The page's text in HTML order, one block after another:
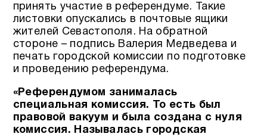
принять участие в референдуме. Такие
листовки опускались в почтовые ящики
жителей Севастополя. На обратной
стороне – подпись Валерия Медведева и
печать городской комиссии по подготовке
и проведению референдума.
«Референдумом занималась
специальная комиссия. То есть был
правовой вакуум и была создана с нуля
комиссия. Называлась городская